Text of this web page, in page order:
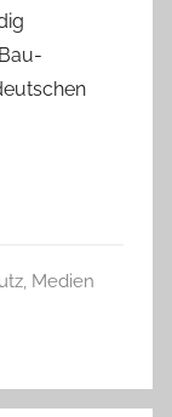
, Medien